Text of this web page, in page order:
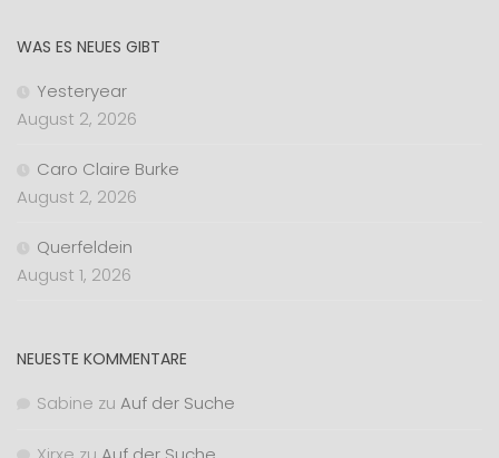
WAS ES NEUES GIBT
Yesteryear
August 2, 2026
Caro Claire Burke
August 2, 2026
Querfeldein
August 1, 2026
NEUESTE KOMMENTARE
Sabine zu Auf der Suche